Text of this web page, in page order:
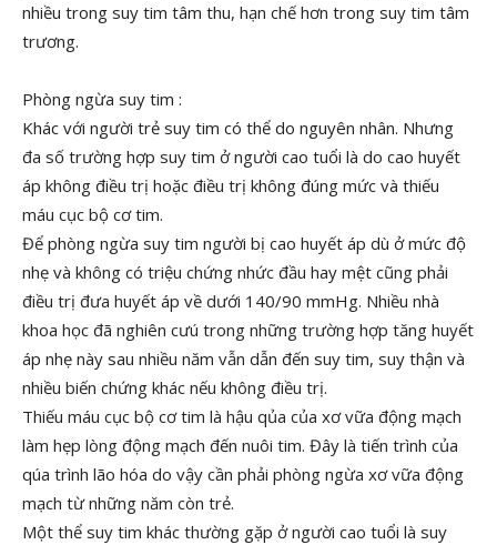
nhiều trong suy tim tâm thu, hạn chế hơn trong suy tim tâm
trương.
Phòng ngừa suy tim :
Khác với người trẻ suy tim có thể do nguyên nhân. Nhưng
đa số trường hợp suy tim ở người cao tuổi là do cao huyết
áp không điều trị hoặc điều trị không đúng mức và thiếu
máu cục bộ cơ tim.
Để phòng ngừa suy tim người bị cao huyết áp dù ở mức độ
nhẹ và không có triệu chứng nhức đầu hay mệt cũng phải
điều trị đưa huyết áp về dưới 140/90 mmHg. Nhiều nhà
khoa học đã nghiên cưú trong những trường hợp tăng huyết
áp nhẹ này sau nhiều năm vẫn dẫn đến suy tim, suy thận và
nhiều biến chứng khác nếu không điều trị.
Thiếu máu cục bộ cơ tim là hậu qủa của xơ vữa động mạch
làm hẹp lòng động mạch đến nuôi tim. Đây là tiến trình của
qúa trình lão hóa do vậy cần phải phòng ngừa xơ vữa động
mạch từ những năm còn trẻ.
Một thể suy tim khác thường gặp ở người cao tuổi là suy